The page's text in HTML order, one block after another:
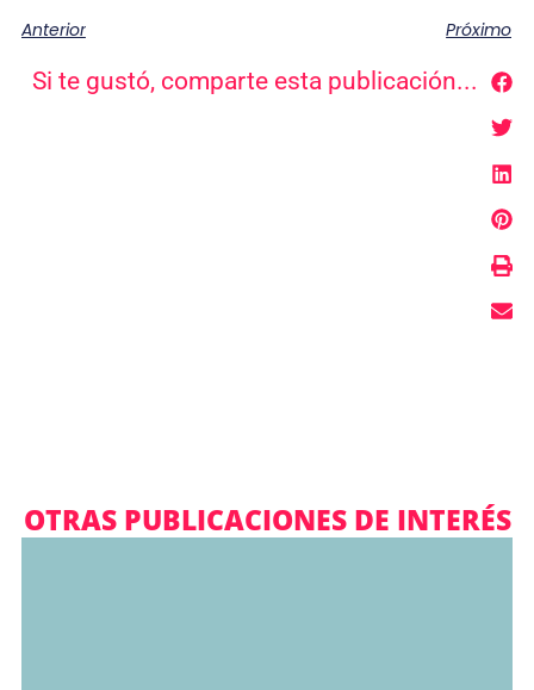
Anterior Próximo
Si te gustó, comparte esta publicación...
OTRAS PUBLICACIONES DE INTERÉS